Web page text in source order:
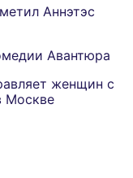
Аннэтэс
Авантюра
женщин с
Москве